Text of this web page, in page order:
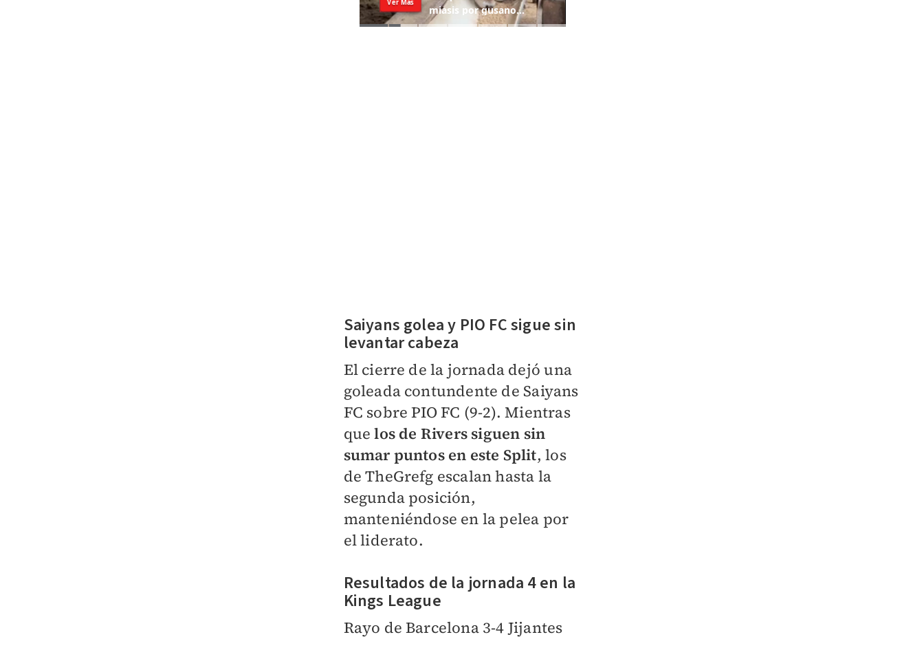
Saiyans golea y PIO FC sigue sin
levantar cabeza
El cierre de la jornada dejó una
goleada contundente de Saiyans
FC sobre PIO FC (9-2).Mientras
quelos de Rivers siguen sin
sumar puntos en este Split, los
de TheGrefg escalan hasta la
segunda posición,
manteniéndose en la pelea por
el liderato.
Resultados de la jornada 4 en la
Kings League
Rayo de Barcelona 3-4 Jijantes